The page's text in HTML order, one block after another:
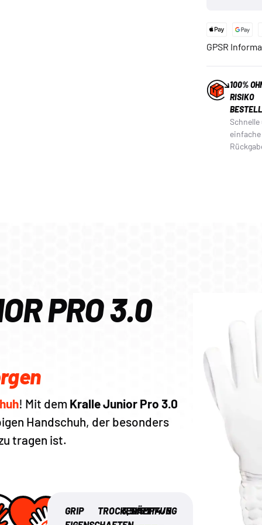
GPSR
100%
RISIKO
Schnelle
einfache
PRO 3.0
! Mit dem Kralle Junior Pro 3.0
Handschuh, der besonders
tragen ist.
GRIP
TROCKENHEIT
3,5/5
DÄMPFUNG
4/5